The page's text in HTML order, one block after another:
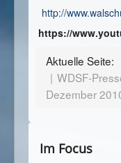
http://
https://
Aktuelle Seite:
WDSF-
Dezember
Im Focus